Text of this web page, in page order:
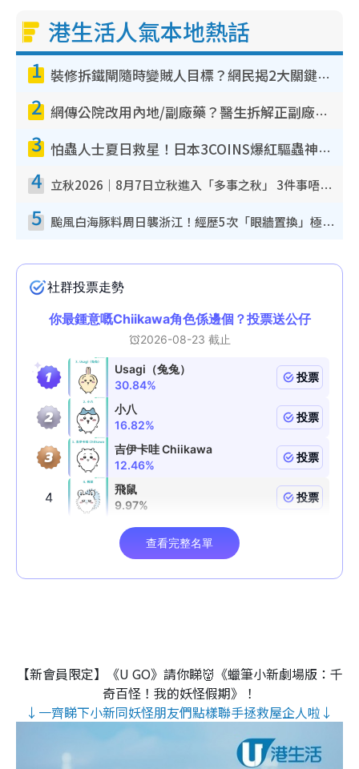
港生活人氣本地熱話
1 裝修拆鐵閘隨時變賊人目標？網民揭2大關鍵用途：裝新式等於白裝？附新舊鐵閘分別
2 網傳公院改用內地/副廠藥？醫生拆解正副廠分別 揭4類人換藥隨時出事
3 怕蟲人士夏日救星！日本3COINS爆紅驅蟲神器$45起 1招「全程免觸碰」輕鬆搞定小強
4 立秋2026｜8月7日立秋進入「多事之秋」 3件事唔做得！專家教6招開運 清枱頭／銀包納氣接好運
5 颱風白海豚料周日襲浙江！經歷5次「眼牆置換」極罕見 成登陸內地最長途颱風
【新會員限定】《U GO》請你睇👹《蠟筆小新劇場版：千
奇百怪！我的妖怪假期》！
↓一齊睇下小新同妖怪朋友們點樣聯手拯救屋企人啦↓